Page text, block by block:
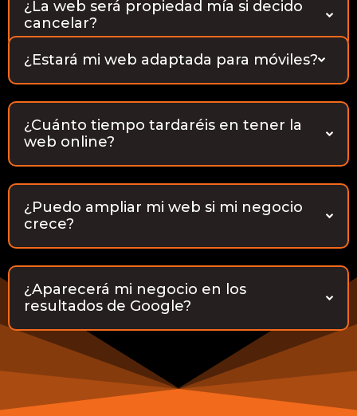
¿La web será propiedad mía si decido
cancelar?
¿Estará mi web adaptada para móviles?
¿Cuánto tiempo tardaréis en tener la
web online?
¿Puedo ampliar mi web si mi negocio
crece?
¿Aparecerá mi negocio en los
resultados de Google?